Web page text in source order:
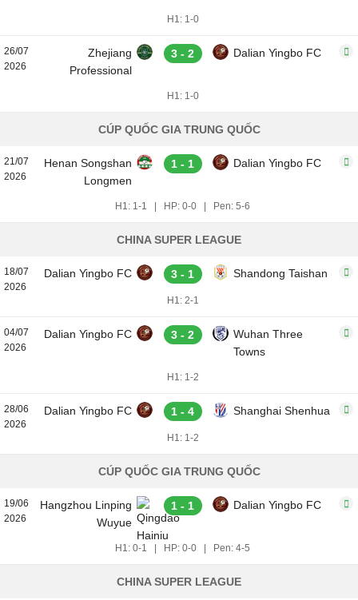
H1: 1-0
26/07
2026
Zhejiang
Professional
3 - 2 Dalian Yingbo FC
H1: 1-0
CÚP QUỐC GIA TRUNG QUỐC
21/07
2026
Henan Songshan
Longmen
1 - 1 Dalian Yingbo FC
H1: 1-1 HP: 0-0 Pen: 5-6
CHINA SUPER LEAGUE
18/07
2026
Dalian Yingbo FC 3 - 1 Shandong Taishan
H1: 2-1
04/07
2026
Dalian Yingbo FC 3 - 2
Wuhan Three
Towns
H1: 1-2
28/06
2026
Dalian Yingbo FC 1 - 4 Shanghai Shenhua
H1: 1-2
CÚP QUỐC GIA TRUNG QUỐC
19/06
2026
Hangzhou Linping
Wuyue
1 - 1 Dalian Yingbo FC
H1: 0-1 HP: 0-0 Pen: 4-5
CHINA SUPER LEAGUE